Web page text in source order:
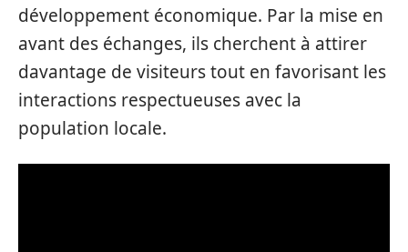
développement économique. Par la mise en
avant des échanges, ils cherchent à attirer
davantage de visiteurs tout en favorisant les
interactions respectueuses avec la
population locale.